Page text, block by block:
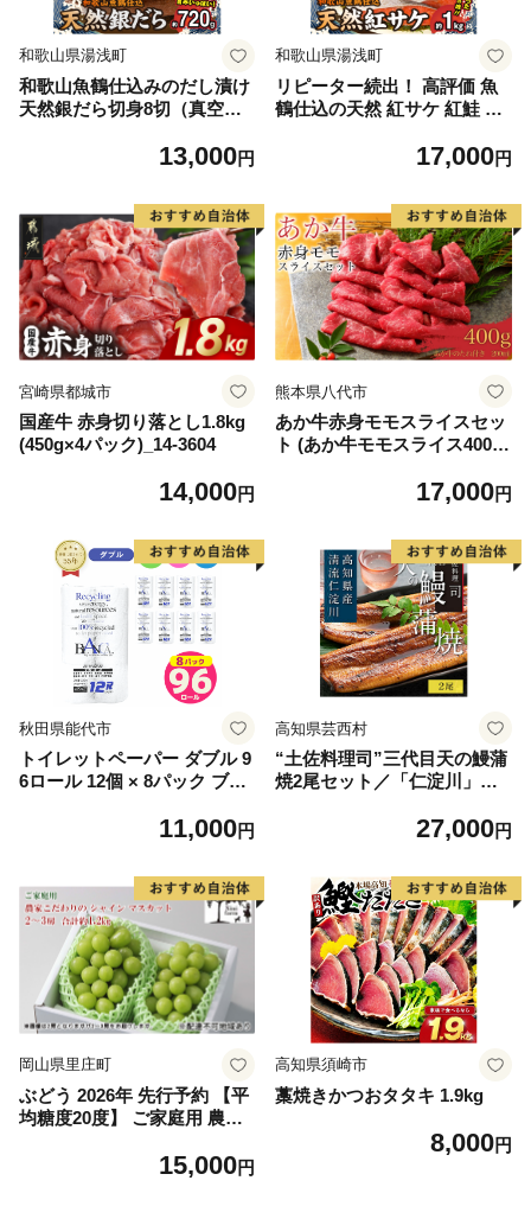
和歌山県湯浅町
和歌山魚鶴仕込みのだし漬け
天然銀だら切身8切（真空パ
製法 良質な脂 ふっくら 柔ら
ぶ だし漬け 煮付け ムニエル
味噌漬け 鍋物 冷凍 湯浅町 送
料無料_G7334
13,000円
和歌山県湯浅町
リピーター続出！ 高評価 魚
鶴仕込の天然 紅サケ 紅鮭 鮭
レビュー高評価 小分け 真空
海鮮 魚介 食品 食べ物 おかず
お弁当 水産加工品 冷凍 グル
メ お取り寄せ 和歌山県 湯浅
町 送料無料_G7317
17,000円
宮崎県都城市
国産牛 赤身切り落とし1.8kg
(450g×4パック)_14-3604
14,000円
熊本県八代市
あか牛赤身モモスライスセッ
ト (あか牛モモスライス400
17,000円
秋田県能代市
トイレットペーパー ダブル 9
6ロール 12個 × 8パック ブラ
用品 消耗品 無香料 生活用品
11,000円
高知県芸西村
“土佐料理司”三代目天の鰻蒲
焼2尾セット／「仁淀川」水
殖 国産・高知県産〈高知市共
27,000円
岡山県里庄町
ぶどう 2026年 先行予約 【平
均糖度20度】 ご家庭用 農家
ット 2～3房 合計約1.2kg ブ
15,000円
高知県須崎市
藁焼きかつおタタキ 1.9kg
8,000円